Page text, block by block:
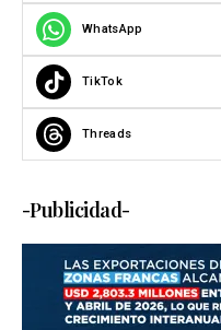
WhatsApp
TikTok
Threads
-Publicidad-